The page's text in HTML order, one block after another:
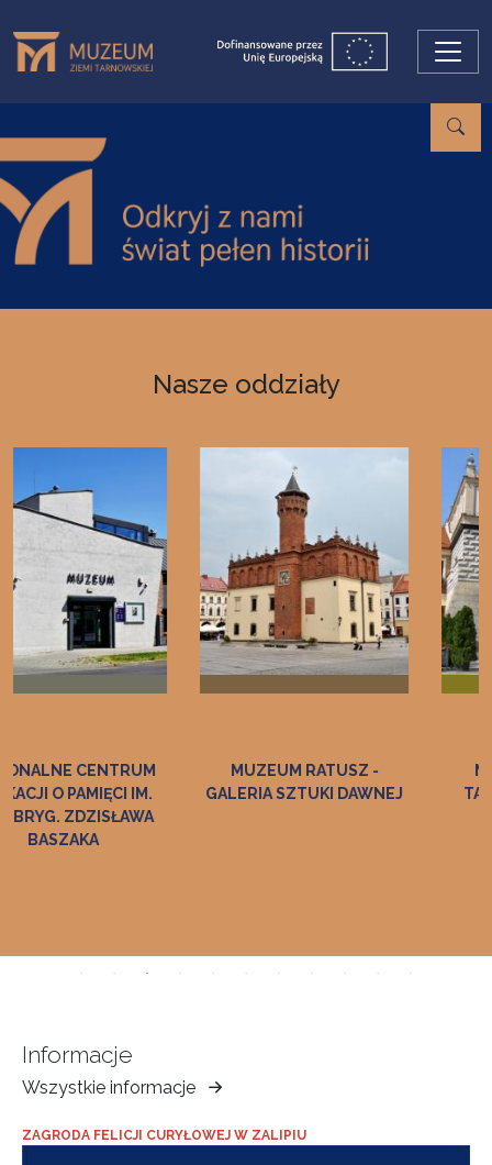
Nasze oddziały
MUZEUM RATUSZ -
GALERIA SZTUKI DAWNEJ
MUZEUM HISTORII
TARNOWA I REGIONU
Informacje
Wszystkie informacje
Muzeum
Ziemi
Tarnowskiej
ZAGRODA FELICJI CURYŁOWEJ W ZALIPIU